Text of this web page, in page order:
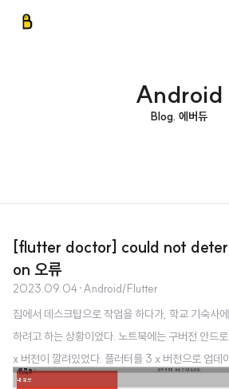
Android
Blog. 에버듀
[flutter doctor] could not
on 오류
2023.09.04·Android/Flutter
집에서 데스크탑으로 작업을 하다가, 학교 기숙사
하려고 하는 상황이었다. 노트북에는 구버전 안드
x 버전이 깔려있었다. 플러터를 3.x 버전으로 업
ter doctor 를 실행시켰는데 이런 오류가 나왔